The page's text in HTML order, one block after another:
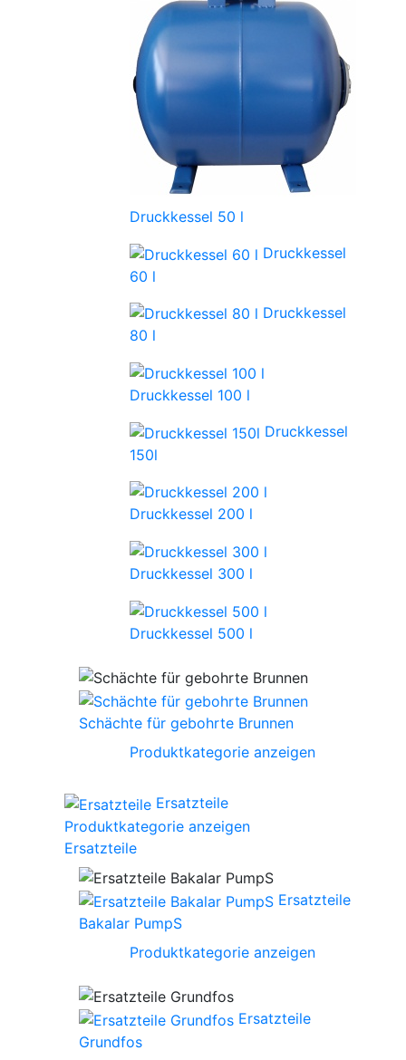
Druckkessel 50 l
Druckkessel
60 l
Druckkessel
80 l
Druckkessel 100 l
Druckkessel
150l
Druckkessel 200 l
Druckkessel 300 l
Druckkessel 500 l
Schächte für gebohrte Brunnen
Produktkategorie anzeigen
Ersatzteile
Produktkategorie anzeigen
Ersatzteile
Ersatzteile
Bakalar PumpS
Produktkategorie anzeigen
Ersatzteile
Grundfos